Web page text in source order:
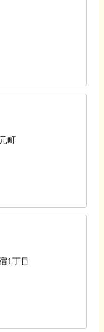
町
1丁目